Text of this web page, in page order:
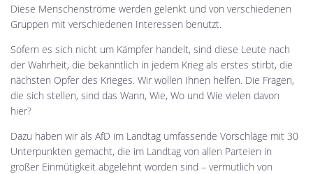
Diese Menschenströme werden gelenkt und von verschiedenen
Gruppen mit verschiedenen Interessen benutzt.
Sofern es sich nicht um Kämpfer handelt, sind diese Leute nach
der Wahrheit, die bekanntlich in jedem Krieg als erstes stirbt, die
nächsten Opfer des Krieges. Wir wollen Ihnen helfen. Die Fragen,
die sich stellen, sind das Wann, Wie, Wo und Wie vielen davon
hier?
Dazu haben wir als AfD im Landtag umfassende Vorschläge mit 30
Unterpunkten gemacht, die im Landtag von allen Parteien in
großer Einmütigkeit abgelehnt worden sind – vermutlich von